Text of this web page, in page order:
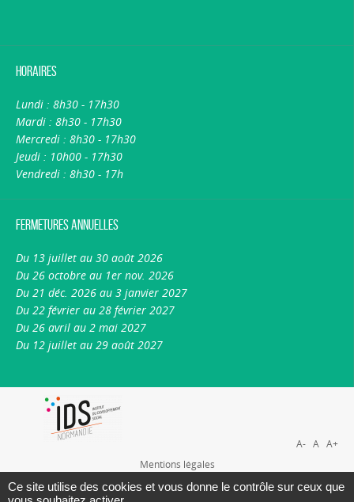
Horaires
Lundi : 8h30 - 17h30
Mardi : 8h30 - 17h30
Mercredi : 8h30 - 17h30
Jeudi : 10h00 - 17h30
Vendredi : 8h30 - 17h
Fermetures annuelles
Du 13 juillet au 30 août 2026
Du 26 octobre au 1er nov. 2026
Du 21 déc. 2026 au 3 janvier 2027
Du 22 février au 28 février 2027
Du 26 avril au 2 mai 2027
Du 12 juillet au 29 août 2027
Mentions légales
Plan du site
A- A A+
Ce site utilise des cookies et vous donne le contrôle sur ceux que